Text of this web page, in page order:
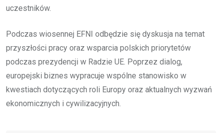
uczestników.
Podczas wiosennej EFNI odbędzie się dyskusja na temat
przyszłości pracy oraz wsparcia polskich priorytetów
podczas prezydencji w Radzie UE. Poprzez dialog,
europejski biznes wypracuje wspólne stanowisko w
kwestiach dotyczących roli Europy oraz aktualnych wyzwań
ekonomicznych i cywilizacyjnych.